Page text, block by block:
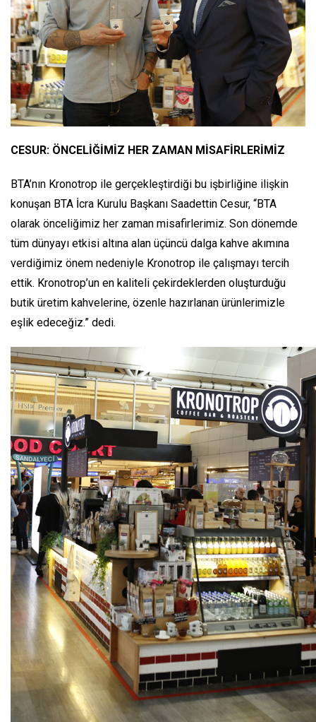
CESUR: ÖNCELİĞİMİZ HER ZAMAN MİSAFİRLERİMİZ
BTA’nın Kronotrop ile gerçekleştirdiği bu işbirliğine ilişkin
konuşan BTA İcra Kurulu Başkanı Saadettin Cesur, “BTA
olarak önceliğimiz her zaman misafirlerimiz. Son dönemde
tüm dünyayı etkisi altına alan üçüncü dalga kahve akımına
verdiğimiz önem nedeniyle Kronotrop ile çalışmayı tercih
ettik. Kronotrop’un en kaliteli çekirdeklerden oluşturduğu
butik üretim kahvelerine, özenle hazırlanan ürünlerimizle
eşlik edeceğiz.” dedi.